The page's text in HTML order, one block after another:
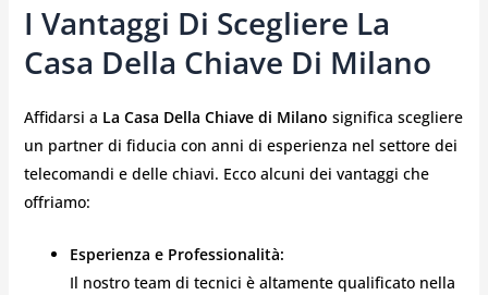
I Vantaggi Di Scegliere La
Casa Della Chiave Di Milano
Affidarsi a La Casa Della Chiave di Milano significa scegliere
un partner di fiducia con anni di esperienza nel settore dei
telecomandi e delle chiavi. Ecco alcuni dei vantaggi che
offriamo:
Esperienza e Professionalità:
Il nostro team di tecnici è altamente qualificato nella